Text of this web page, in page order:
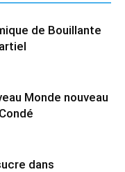
de Bouillante
Monde nouveau
dans